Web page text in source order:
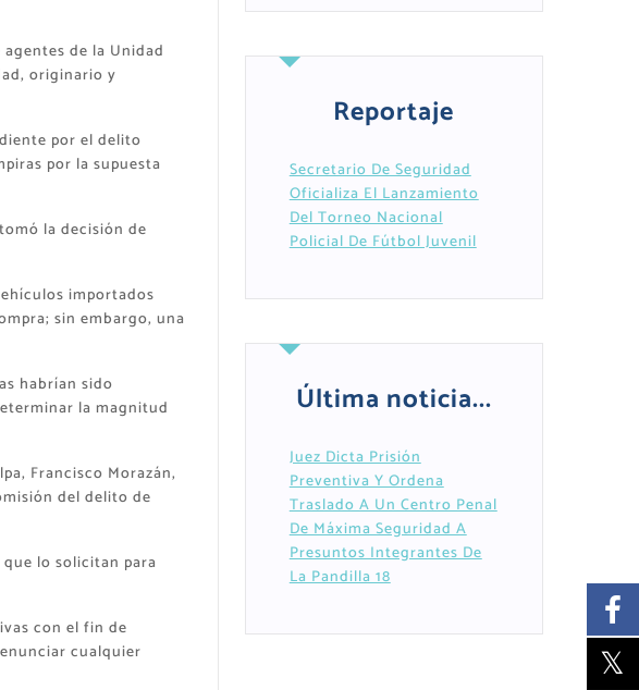
de la Unidad
originario y
por el delito
por la supuesta
la decisión de
importados
sin embargo, una
habrían sido
la magnitud
Francisco Morazán,
del delito de
lo solicitan para
con el fin de
cualquier
Reportaje
Secretario De Seguridad
Oficializa El Lanzamiento
Del Torneo Nacional
Policial De Fútbol Juvenil
Última noticia...
Juez Dicta Prisión
Preventiva Y Ordena
Traslado A Un Centro Penal
De Máxima Seguridad A
Presuntos Integrantes De
La Pandilla 18